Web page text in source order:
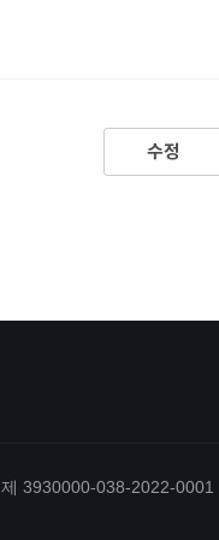
수정
제 3930000-038-2022-0001